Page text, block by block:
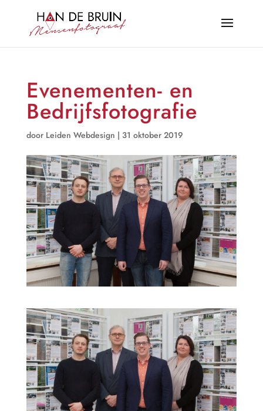
Evenementen- en
Bedrijfsfotografie
door Leiden Webdesign | 31 oktober 2019